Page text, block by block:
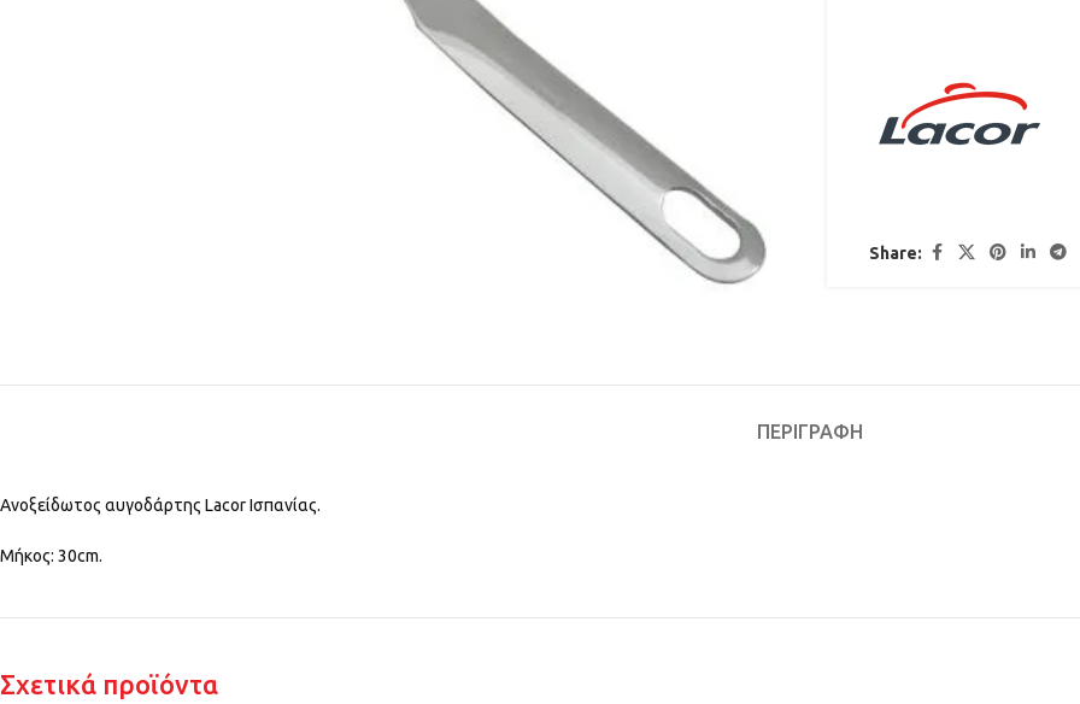
Share:
ΠΕΡΙΓΡΑΦΉ
Ανοξείδωτος αυγοδάρτης Lacor Ισπανίας.
Μήκος: 30cm.
Σχετικά προϊόντα